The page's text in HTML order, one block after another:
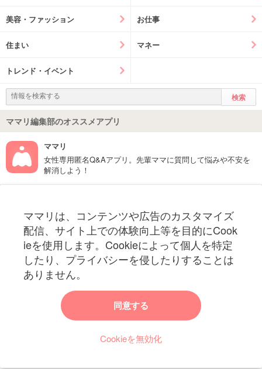
美容・ファッション お仕事
住まい マネー
トレンド・イベント
ママリ編集部のオススメアプリ
ママリ
女性専用匿名Q&Aアプリ。先輩ママに質問して悩みや不安を
解消しよう！
ママリは、コンテンツや広告のカスタマイズ
配信、サイト上での体験向上等を目的にCook
ieを使用します。Cookieによって個人を特定
したり、プライバシーを侵したりすることは
ありません。
同意する
Cookieを無効化
妊娠〜子育て中のお役立ち情報を配信中
ママリからのお知らせ
ママリ編集部がみなさんのご意見をもとに記事を作成させていただきま